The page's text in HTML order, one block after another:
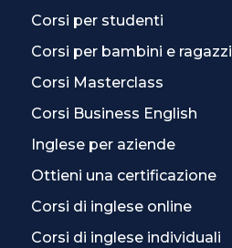
Corsi per studenti
Corsi per bambini e ragazzi
Corsi Masterclass
Corsi Business English
Inglese per aziende
Ottieni una certificazione
Corsi di inglese online
Corsi di inglese individuali